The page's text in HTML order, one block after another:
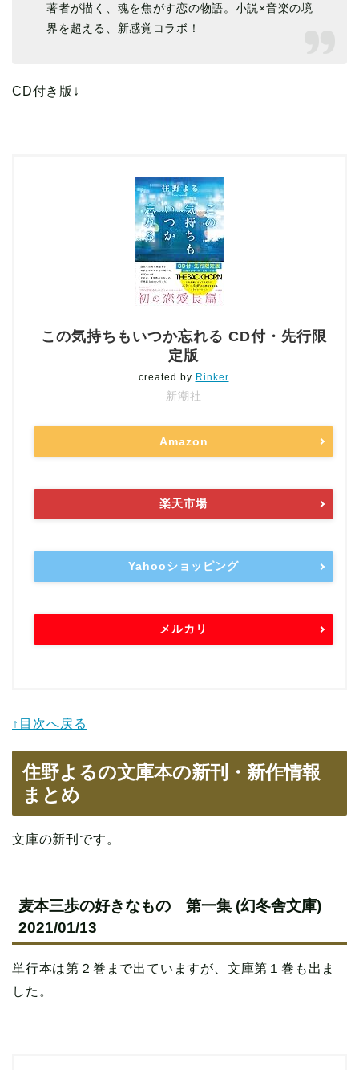
著者が描く、魂を焦がす恋の物語。小説×音楽の境
界を超える、新感覚コラボ！
CD付き版↓
この気持ちもいつか忘れる CD付・先行限
定版
created by Rinker
新潮社
Amazon
楽天市場
Yahooショッピング
メルカリ
↑目次へ戻る
住野よるの文庫本の新刊・新作情報
まとめ
文庫の新刊です。
麦本三歩の好きなもの 第一集 (幻冬舎文庫)
2021/01/13
単行本は第２巻まで出ていますが、文庫第１巻も出ま
した。